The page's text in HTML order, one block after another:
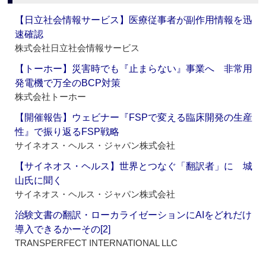
【日立社会情報サービス】医療従事者が副作用情報を迅
速確認
株式会社日立社会情報サービス
【トーホー】災害時でも『止まらない』事業へ 非常用
発電機で万全のBCP対策
株式会社トーホー
【開催報告】ウェビナー『FSPで変える臨床開発の生産
性』で振り返るFSP戦略
サイネオス・ヘルス・ジャパン株式会社
【サイネオス・ヘルス】世界とつなぐ「翻訳者」に 城
山氏に聞く
サイネオス・ヘルス・ジャパン株式会社
治験文書の翻訳・ローカライゼーションにAIをどれだけ
導入できるかーその[2]
TRANSPERFECT INTERNATIONAL LLC